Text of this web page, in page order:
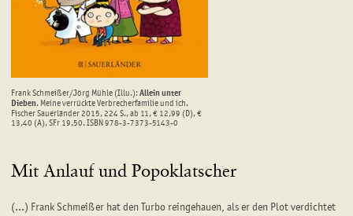
Frank Schmeißer/Jörg Mühle (Illu.):Allein unter
Dieben. Meine verrückte Verbrecherfamilie und ich.
Fischer Sauerländer 2015, 224 S., ab 11, € 12,99 (D), €
13,40 (A), SFr 19,50. ISBN 978-3-7373-5143-0
Mit Anlauf und Popoklatscher
(...) Frank Schmeißer hat den Turbo reingehauen, als er den Plot verdichtet